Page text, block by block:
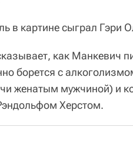
в картине сыграл Гэри
как Манкевич
борется с
женатым мужчиной) и
Херстом.